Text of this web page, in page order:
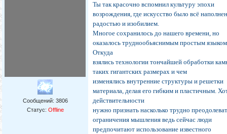
Сообщений: 3806
Статус: Offline
Ты так красочно вспомнил культуру эпохи
возрождения, где искусство было всё
радостью и изобилием.
Многое сохранилось до нашего времени, но
оказалось труднообьяснимым простым
Откуда
взялись технологии тончайшей обработки
таких гигантских размерах и чем
изменялись внутренние структуры и решетки
материала, делая его гибким и пластичным.
действительности
нужно признать насколько трудно
ограничения мышления ведь сейчас люди
предпочитают использование известного